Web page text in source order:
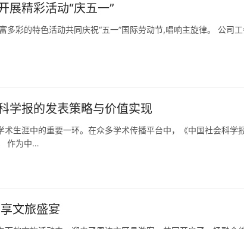
精彩活动“庆五一”
彩的特色活动共同庆祝“五一”国际劳动节,唱响主旋律。 公司
学报的发表策略与价值实现
生涯中的重要一环。在众多学术传播平台中，《中国社会科学报
作为中…
文旅盛宴